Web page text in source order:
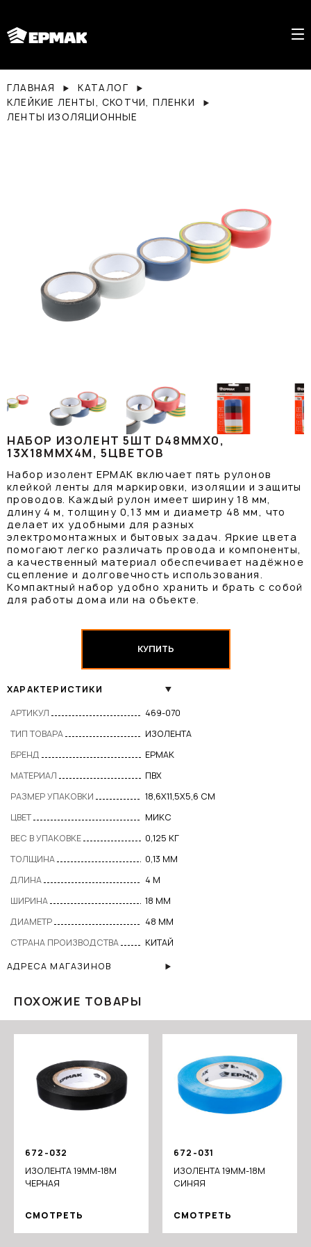
ГЛАВНАЯ
КАТАЛОГ
КЛЕЙКИЕ ЛЕНТЫ, СКОТЧИ, ПЛЕНКИ
ЛЕНТЫ ИЗОЛЯЦИОННЫЕ
НАБОР ИЗОЛЕНТ 5ШТ D48ММХ0,
13Х18ММХ4М, 5ЦВЕТОВ
Набор изолент ЕРМАК включает пять рулонов
клейкой ленты для маркировки, изоляции и защиты
проводов. Каждый рулон имеет ширину 18 мм,
длину 4 м, толщину 0,13 мм и диаметр 48 мм, что
делает их удобными для разных
электромонтажных и бытовых задач. Яркие цвета
помогают легко различать провода и компоненты,
а качественный материал обеспечивает надёжное
сцепление и долговечность использования.
Компактный набор удобно хранить и брать с собой
для работы дома или на объекте.
КУПИТЬ
ХАРАКТЕРИСТИКИ
АРТИКУЛ
469-070
ТИП ТОВАРА
ИЗОЛЕНТА
БРЕНД
ЕРМАК
МАТЕРИАЛ
ПВХ
РАЗМЕР УПАКОВКИ
18,6Х11,5Х5,6 СМ
ЦВЕТ
МИКС
ВЕС В УПАКОВКЕ
0,125 КГ
ТОЛЩИНА
0,13 ММ
ДЛИНА
4 М
ШИРИНА
18 ММ
ДИАМЕТР
48 ММ
СТРАНА ПРОИЗВОДСТВА
КИТАЙ
АДРЕСА МАГАЗИНОВ
ПОХОЖИЕ ТОВАРЫ
672-032
ИЗОЛЕНТА 19ММ-18М
ЧЕРНАЯ
СМОТРЕТЬ
672-031
ИЗОЛЕНТА 19ММ-18М
СИНЯЯ
СМОТРЕТЬ